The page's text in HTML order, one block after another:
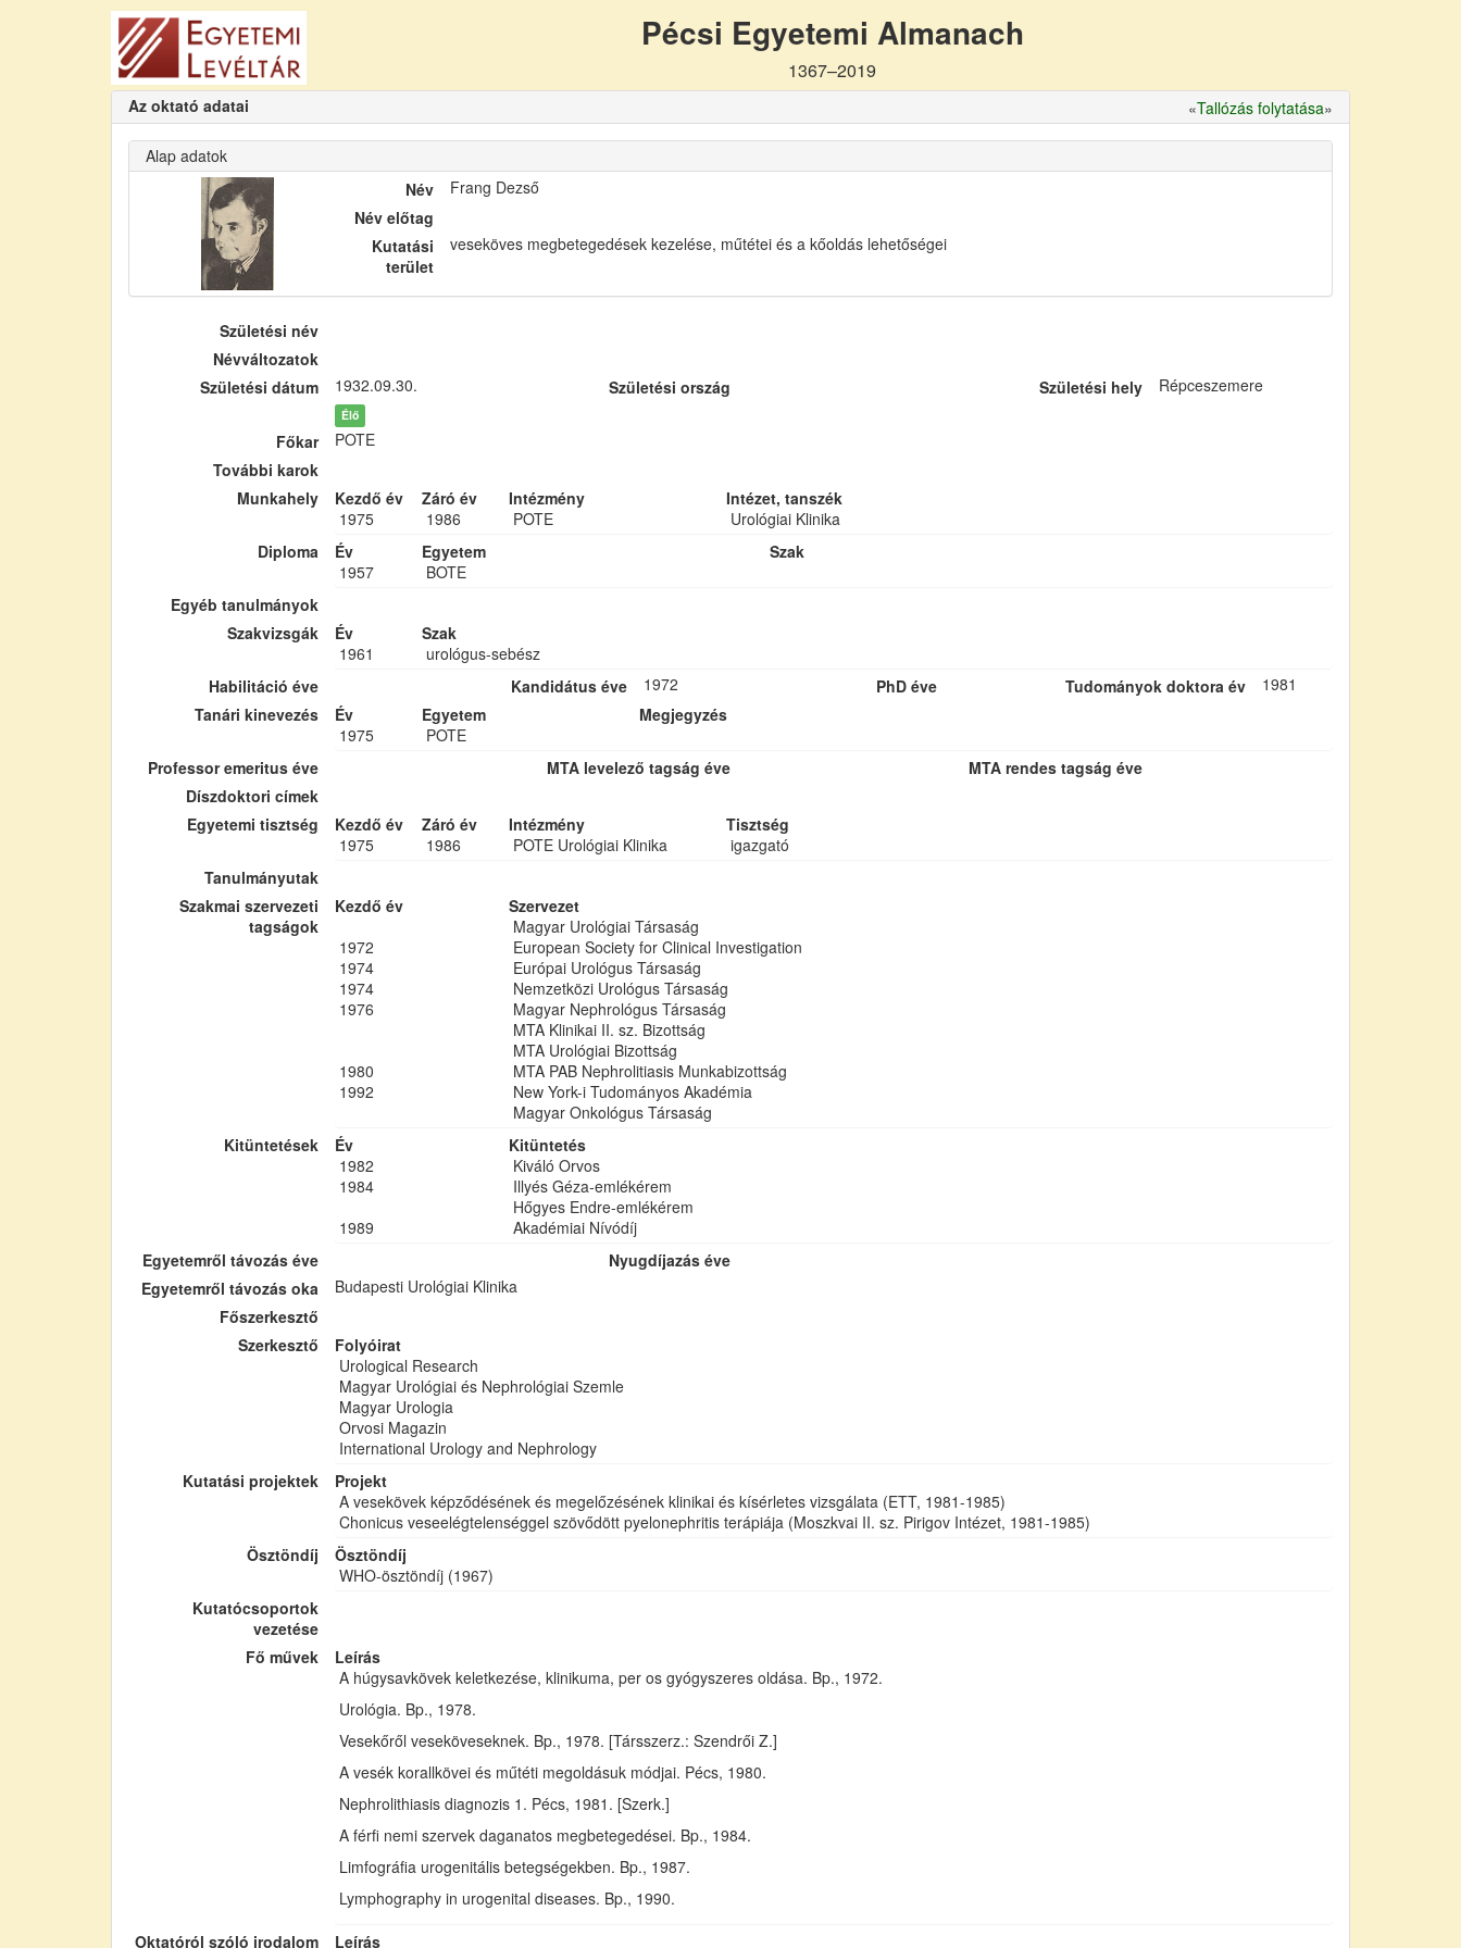
Pécsi Egyetemi Almanach
1367–2019
Az oktató adatai «Tallózás folytatása»
Alap adatok
Név
Frang Dezső
Név előtag
Kutatási
terület
veseköves megbetegedések kezelése, műtétei és a kőoldás lehetőségei
Születési név
Névváltozatok
Születési dátum
1932.09.30. Születési ország Születési hely Répceszemere
Élő
Főkar
POTE
További karok
Munkahely
Kezdő év Záró év Intézmény
Intézet, tanszék
1975
1986 POTE
Urológiai Klinika
Diploma
Év Egyetem
Szak
1957
BOTE
Egyéb tanulmányok
Szakvizsgák
Év
Szak
1961
urológus-sebész
Habilitáció éve
Kandidátus éve 1972 PhD éve Tudományok doktora év
1981
Tanári kinevezés
Év Egyetem
Megjegyzés
1975
POTE
Professor emeritus éve
MTA levelező tagság éve
MTA rendes tagság éve
Díszdoktori címek
Egyetemi tisztség
Kezdő év Záró év Intézmény
Tisztség
1975
1986 POTE Urológiai Klinika
igazgató
Tanulmányutak
Szakmai szervezeti
tagságok
Kezdő év
Szervezet
Magyar Urológiai Társaság
1972
European Society for Clinical Investigation
1974
Európai Urológus Társaság
1974
Nemzetközi Urológus Társaság
1976
Magyar Nephrológus Társaság
MTA Klinikai II. sz. Bizottság
MTA Urológiai Bizottság
1980
MTA PAB Nephrolitiasis Munkabizottság
1992
New York-i Tudományos Akadémia
Magyar Onkológus Társaság
Kitüntetések
Év
Kitüntetés
1982
Kiváló Orvos
1984
Illyés Géza-emlékérem
Hőgyes Endre-emlékérem
1989
Akadémiai Nívódíj
Egyetemről távozás éve
Nyugdíjazás éve
Egyetemről távozás oka
Budapesti Urológiai Klinika
Főszerkesztő
Szerkesztő
Folyóirat
Urological Research
Magyar Urológiai és Nephrológiai Szemle
Magyar Urologia
Orvosi Magazin
International Urology and Nephrology
Kutatási projektek
Projekt
A vesekövek képződésének és megelőzésének klinikai és kísérletes vizsgálata (ETT, 1981-1985)
Chonicus veseelégtelenséggel szövődött pyelonephritis terápiája (Moszkvai II. sz. Pirigov Intézet, 1981-1985)
Ösztöndíj
Ösztöndíj
WHO-ösztöndíj (1967)
Kutatócsoportok
vezetése
Fő művek
Leírás
A húgysavkövek keletkezése, klinikuma, per os gyógyszeres oldása. Bp., 1972.
Urológia. Bp., 1978.
Vesekőről veseköveseknek. Bp., 1978. [Társszerz.: Szendrői Z.]
A vesék korallkövei és műtéti megoldásuk módjai. Pécs, 1980.
Nephrolithiasis diagnozis 1. Pécs, 1981. [Szerk.]
A férfi nemi szervek daganatos megbetegedései. Bp., 1984.
Limfográfia urogenitális betegségekben. Bp., 1987.
Lymphography in urogenital diseases. Bp., 1990.
Oktatóról szóló irodalom
Leírás